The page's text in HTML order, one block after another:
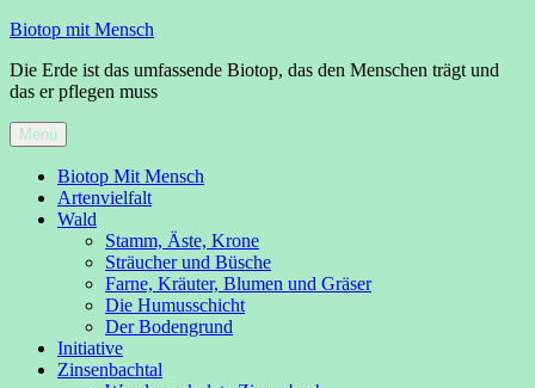
Zum
springen
Biotop mit Mensch
Die Erde ist das umfassende Biotop, das den Menschen trägt und
das er pflegen muss
Menü
Biotop Mit Mensch
Artenvielfalt
Wald
Stamm, Äste, Krone
Sträucher und Büsche
Farne, Kräuter, Blumen und Gräser
Die Humusschicht
Der Bodengrund
Initiative
Zinsenbachtal